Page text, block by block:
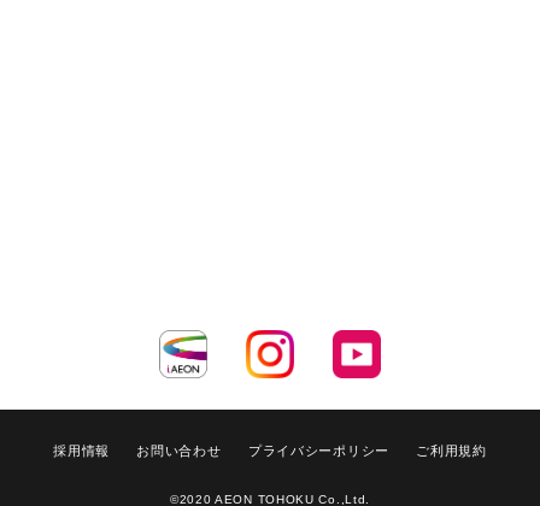
採用情報 お問い合わせ プライバシーポリシー ご利用規約
©2020 AEON TOHOKU Co.,Ltd.